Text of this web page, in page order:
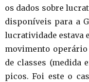
os dados sobre
disponíveis para a
lucratividade estava
movimento
de classes (medida
picos. Foi este o